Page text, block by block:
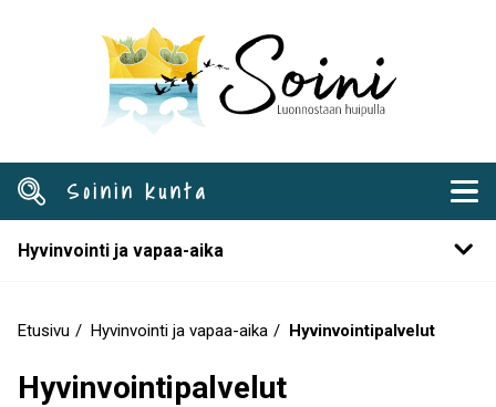
Soinin kunta
Hyvinvointi ja vapaa-aika
Etusivu Hyvinvointi ja vapaa-aika Hyvinvointipalvelut
Hyvinvointipalvelut